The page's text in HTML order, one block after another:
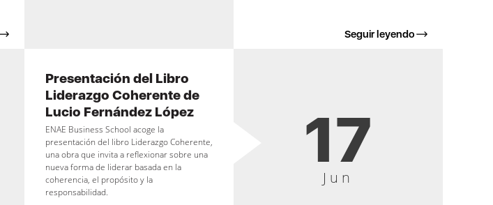
Seguir leyendo
17
Jun
Presentación del Libro
Liderazgo Coherente de
Lucio Fernández López
ENAE Business School acoge la
presentación del libro Liderazgo Coherente,
una obra que invita a reflexionar sobre una
nueva forma de liderar basada en la
coherencia, el propósito y la
responsabilidad.